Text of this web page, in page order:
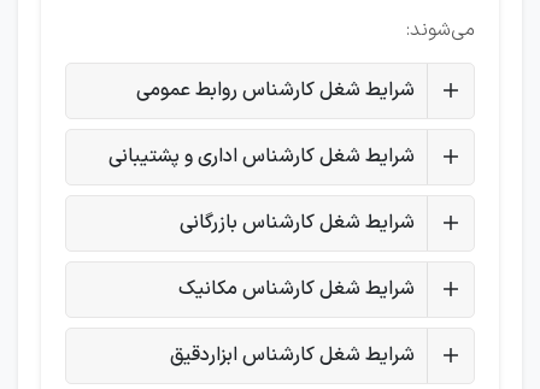
می‌شوند:
شرایط شغل کارشناس روابط عمومی
شرایط شغل کارشناس اداری و پشتیبانی
شرایط شغل کارشناس بازرگانی
شرایط شغل کارشناس مکانیک
شرایط شغل کارشناس ابزاردقیق